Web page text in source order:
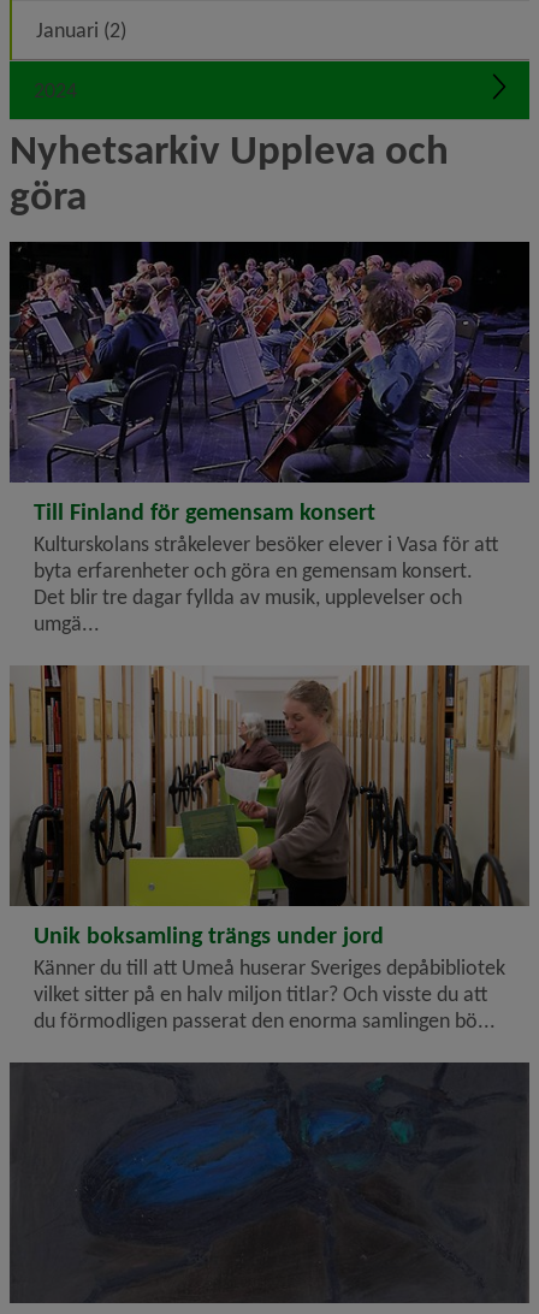
Januari (2)
2024
Nyhetsarkiv Uppleva och
göra
2025-03-31
Till Finland för gemensam konsert
Kulturskolans stråkelever besöker elever i Vasa för att
byta erfarenheter och göra en gemensam konsert.
Det blir tre dagar fyllda av musik, upplevelser och
umgä...
2025-03-19
Unik boksamling trängs under jord
Känner du till att Umeå huserar Sveriges depåbibliotek
vilket sitter på en halv miljon titlar? Och visste du att
du förmodligen passerat den enorma samlingen bö...